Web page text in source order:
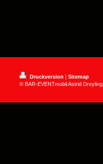
Druckversion | Sitemap
© BAR-EVENTmobil Astrid Dreyling